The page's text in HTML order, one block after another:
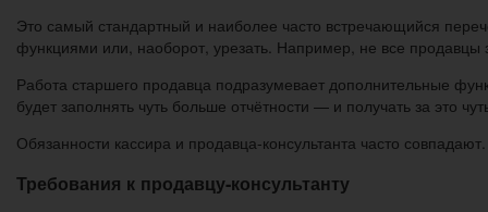
Это самый стандартный и наиболее часто встречающийся
функциями или, наоборот, урезать. Например, не все продавцы
Работа старшего продавца подразумевает дополнительные
будет заполнять чуть больше отчётности — и получать за это
Обязанности кассира и продавца-консультанта часто
Требования к продавцу-консультанту